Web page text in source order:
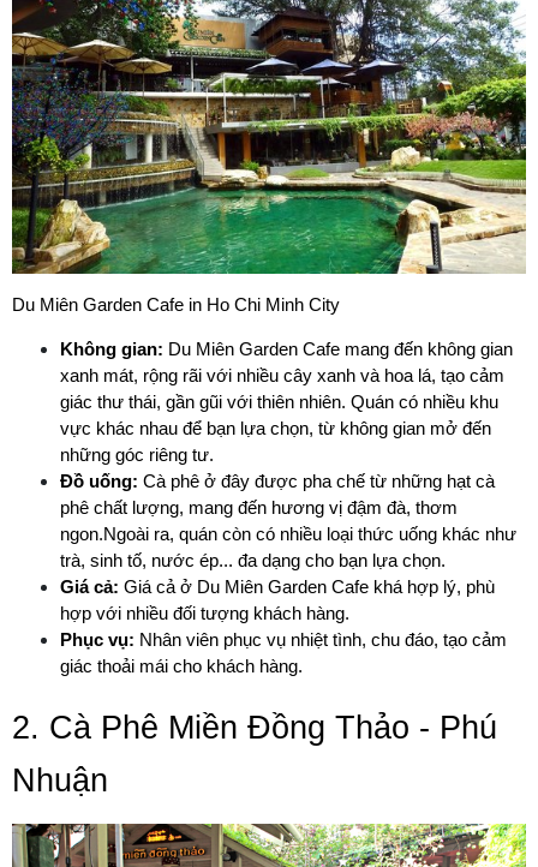
Du Miên Garden Cafe in Ho Chi Minh City
Không gian: Du Miên Garden Cafe mang đến không gian
xanh mát, rộng rãi với nhiều cây xanh và hoa lá, tạo cảm
giác thư thái, gần gũi với thiên nhiên. Quán có nhiều khu
vực khác nhau để bạn lựa chọn, từ không gian mở đến
những góc riêng tư.
Đồ uống: Cà phê ở đây được pha chế từ những hạt cà
phê chất lượng, mang đến hương vị đậm đà, thơm
ngon.Ngoài ra, quán còn có nhiều loại thức uống khác như
trà, sinh tố, nước ép... đa dạng cho bạn lựa chọn.
Giá cả: Giá cả ở Du Miên Garden Cafe khá hợp lý, phù
hợp với nhiều đối tượng khách hàng.
Phục vụ: Nhân viên phục vụ nhiệt tình, chu đáo, tạo cảm
giác thoải mái cho khách hàng.
2. Cà Phê Miền Đồng Thảo - Phú
Nhuận